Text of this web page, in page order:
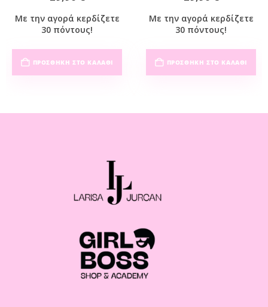
Με την αγορά κερδίζετε
30 πόντους!
ΠΡΟΣΘΉΚΗ ΣΤΟ ΚΑΛΆΘΙ
Με την αγορά κερδίζετε
30 πόντους!
ΠΡΟΣΘΉΚΗ ΣΤΟ ΚΑΛΆΘΙ